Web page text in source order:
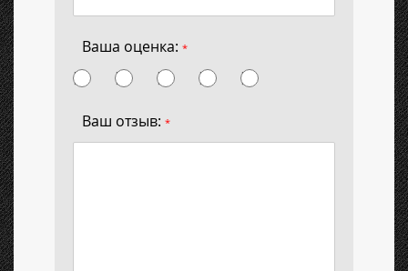
Ваша оценка: *
Ваш отзыв: *